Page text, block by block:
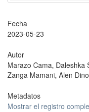
Fecha
2023-05-23
Autor
Marazo Cama, Daleshka
Zanga Mamani, Alen Dino
Metadatos
Mostrar el registro